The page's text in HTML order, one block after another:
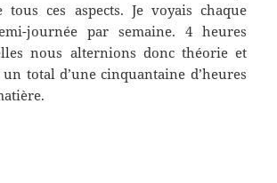
tous ces aspects. Je voyais chaque
journée par semaine. 4 heures
nous alternions donc théorie et
total d’une cinquantaine d’heures